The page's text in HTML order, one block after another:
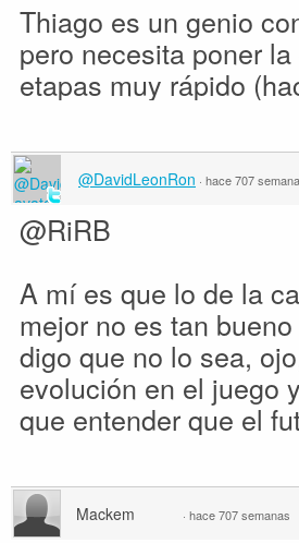
Thiago es un genio
pero necesita poner
etapas muy rápido
@DavidLeonRon · hace 707
@RiRB
A mí es que lo de la
mejor no es tan
digo que no lo sea,
evolución en el juego
que entender que el
Mackem · hace 707 semanas